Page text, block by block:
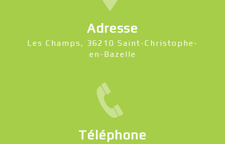
Adresse
Les Champs, 36210 Saint-Christophe-
en-Bazelle
Téléphone